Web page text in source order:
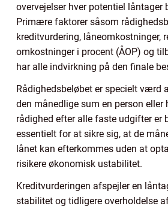
overvejelser hver potentiel låntager
Primære faktorer såsom
kreditvurdering, låneomkostninger,
omkostninger i procent (ÅOP) og
har alle indvirkning på den finale
Rådighedsbeløbet er specielt værd
den månedlige sum en person
rådighed efter alle faste udgifter er
essentielt for at sikre sig, at de
lånet kan efterkommes uden at
risikere økonomisk ustabilitet.
Kreditvurderingen afspejler en
stabilitet og tidligere overholdelse